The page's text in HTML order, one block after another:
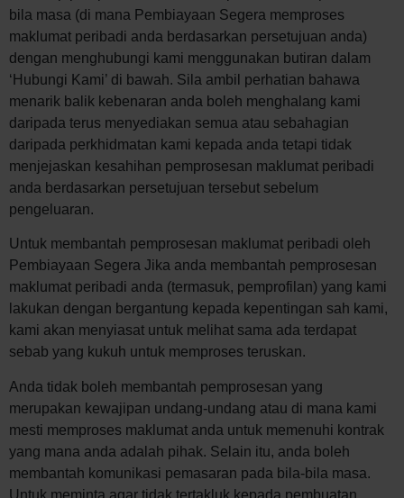
bila masa (di mana Pembiayaan Segera memproses
maklumat peribadi anda berdasarkan persetujuan anda)
dengan menghubungi kami menggunakan butiran dalam
‘Hubungi Kami’ di bawah. Sila ambil perhatian bahawa
menarik balik kebenaran anda boleh menghalang kami
daripada terus menyediakan semua atau sebahagian
daripada perkhidmatan kami kepada anda tetapi tidak
menjejaskan kesahihan pemprosesan maklumat peribadi
anda berdasarkan persetujuan tersebut sebelum
pengeluaran.
Untuk membantah pemprosesan maklumat peribadi oleh
Pembiayaan Segera Jika anda membantah pemprosesan
maklumat peribadi anda (termasuk, pemprofilan) yang kami
lakukan dengan bergantung kepada kepentingan sah kami,
kami akan menyiasat untuk melihat sama ada terdapat
sebab yang kukuh untuk memproses teruskan.
Anda tidak boleh membantah pemprosesan yang
merupakan kewajipan undang-undang atau di mana kami
mesti memproses maklumat anda untuk memenuhi kontrak
yang mana anda adalah pihak. Selain itu, anda boleh
membantah komunikasi pemasaran pada bila-bila masa.
Untuk meminta agar tidak tertakluk kepada pembuatan